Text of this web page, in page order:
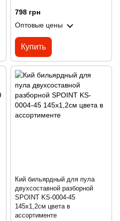
798 грн
Оптовые цены
Купить
Кий бильярдный для пула
двухсоставной разборной
SPOINT KS-0004-45
145x1,2см цвета в
ассортименте